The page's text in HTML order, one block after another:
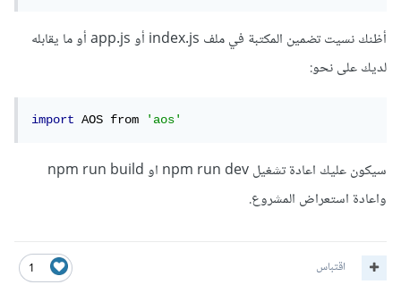
أظنك نسيت تضمين المكتبة في ملف index.js أو app.js أو ما يقابله
لديك على نحو:
import AOS from 'aos'
سيكون عليك اعادة تشغيل npm run dev او npm run build
واعادة استعراض المشروع.
1 اقتباس